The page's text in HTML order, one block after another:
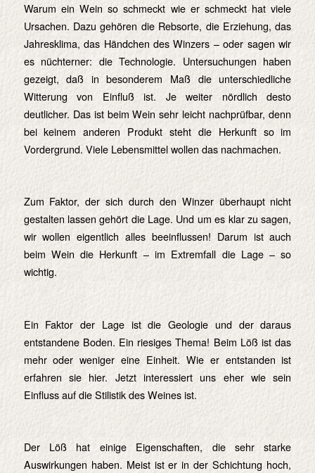
Warum ein Wein so schmeckt wie er schmeckt hat viele
Ursachen. Dazu gehören die Rebsorte, die Erziehung, das
Jahresklima, das Händchen des Winzers – oder sagen wir
es nüchterner: die Technologie. Untersuchungen haben
gezeigt, daß in besonderem Maß die unterschiedliche
Witterung von Einfluß ist. Je weiter nördlich desto
deutlicher. Das ist beim Wein sehr leicht nachprüfbar, denn
bei keinem anderen Produkt steht die Herkunft so im
Vordergrund. Viele Lebensmittel wollen das nachmachen.
Zum Faktor, der sich durch den Winzer überhaupt nicht
gestalten lassen gehört die Lage. Und um es klar zu sagen,
wir wollen eigentlich alles beeinflussen! Darum ist auch
beim Wein die Herkunft – im Extremfall die Lage – so
wichtig.
Ein Faktor der Lage ist die Geologie und der daraus
entstandene Boden. Ein riesiges Thema! Beim Löß ist das
mehr oder weniger eine Einheit. Wie er entstanden ist
erfahren sie hier. Jetzt interessiert uns eher wie sein
Einfluss auf die Stilistik des Weines ist.
Der Löß hat einige Eigenschaften, die sehr starke
Auswirkungen haben. Meist ist er in der Schichtung hoch,